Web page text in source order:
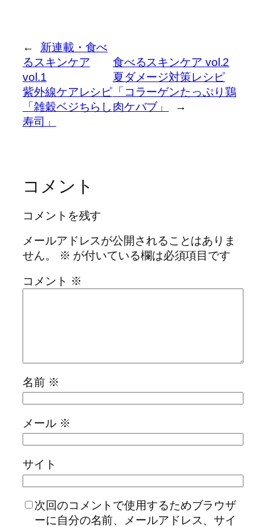
←
新連載・食べ
るスキンケア
vol.1
紫外線ケアレシピ
「雑穀ベジちらし
寿司」
食べるスキンケア vol.2
夏ダメージ対策レシピ
「コラーゲンたっぷり鶏
肉ケバブ」
→
コメント
コメントを残す
メールアドレスが公開されることはありま
せん。
※ が付いている欄は必須項目です
コメント ※
名前 ※
メール ※
サイト
次回のコメントで使用するためブラウザ
ーに自分の名前、メールアドレス、サイ